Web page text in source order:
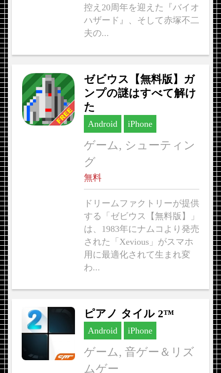
控え20周年を迎えた『バイオ
ハザード』、そして赤塚不二
夫の...
ゼビウス【無料版】ガ
ンプの謎はすべて解け
た
Android iPhone
ゲーム, シューティン
グ
無料
ドリームファクトリーが提供
する「ゼビウス【無料版】」
は、1983年にナムコより発売
された「Xevious」がスマホ
用に最適化されて生まれ変
わ...
ピアノ タイル 2™
Android iPhone
ゲーム, 音ゲー＆リズ
ムゲー